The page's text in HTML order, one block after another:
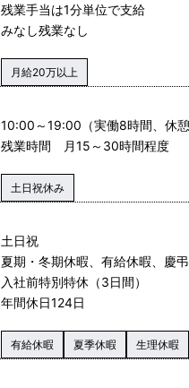
残業手当は1分単位で支給
みなし残業なし
月給20万以上
10:00～19:00（実働8時間、休憩
残業時間 月15～30時間程度
土日祝休み
土日祝
夏期・冬期休暇、有給休暇、慶
入社前特別特休（3日間）
年間休日124日
有給休暇 夏季休暇 生理休暇